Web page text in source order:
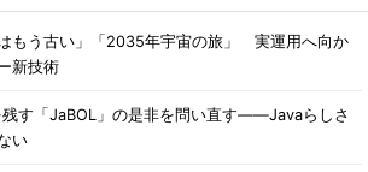
はもう古い」「2035年宇宙の旅」 実運用へ向か
新技術
残す「JaBOL」の是非を問い直す――Javaらしさ
い